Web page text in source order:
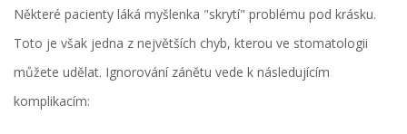
Některé pacienty láká myšlenka "skrytí" problému pod krásku.
Toto je však jedna z největších chyb, kterou ve stomatologii
můžete udělat. Ignorování zánětu vede k následujícím
komplikacím: